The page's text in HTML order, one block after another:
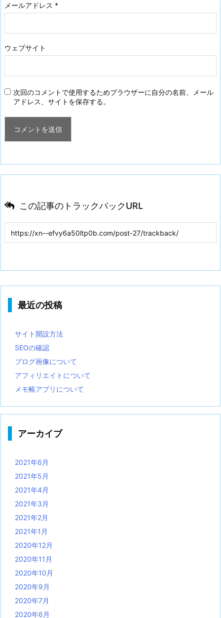
メールアドレス *
ウェブサイト
次回のコメントで使用するためブラウザーに自分の名前、メール
アドレス、サイトを保存する。
この記事のトラックバックURL
最近の投稿
サイト開設方法
SEOの確認
ブログ画像について
アフィリエイトについて
メモ帳アプリについて
アーカイブ
2021年6月
2021年5月
2021年4月
2021年3月
2021年2月
2021年1月
2020年12月
2020年11月
2020年10月
2020年9月
2020年7月
2020年6月